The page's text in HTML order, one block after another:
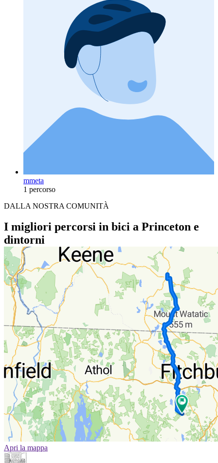
mmeta
1 percorso
DALLA NOSTRA COMUNITÀ
I migliori percorsi in bici a Princeton e
dintorni
Apri la mappa